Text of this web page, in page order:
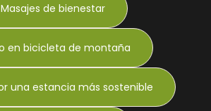
Masajes de bienestar
en bicicleta de montaña
una estancia más sostenible